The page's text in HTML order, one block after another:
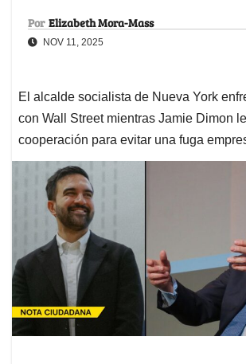
Por Elizabeth Mora-Mass
NOV 11, 2025
El alcalde socialista de Nueva York
con Wall Street mientras Jamie Dimon
cooperación para evitar una fuga